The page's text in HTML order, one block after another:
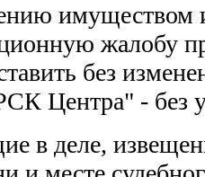
жалобу
без
Центра" - без
в деле,